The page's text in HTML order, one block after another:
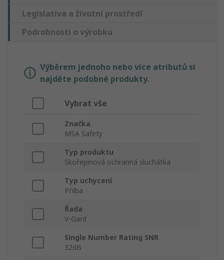
Legislativa a životní prostředí
Podrobnosti o výrobku
Výběrem jednoho nebo více atributů si
najděte podobné produkty.
Vybrat vše
Značka
MSA Safety
Typ produktu
Skořepinová ochranná sluchátka
Typ uchycení
Přilba
Řada
V-Gard
Single Number Rating SNR
32dB